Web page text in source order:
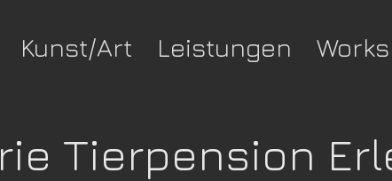
Kunst/Art Leistungen
Tierpension